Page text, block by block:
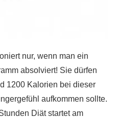
nur, wenn man ein
absolviert! Sie dürfen
1200 Kalorien bei dieser
aufkommen sollte.
Diät startet am